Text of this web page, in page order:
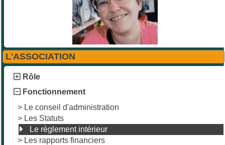
L'ASSOCIATION
Rôle
Fonctionnement
> Le conseil d'administration
> Les Statuts
Le règlement intérieur
> Les rapports financiers